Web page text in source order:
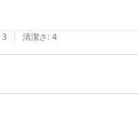
3 | 清潔さ: 4